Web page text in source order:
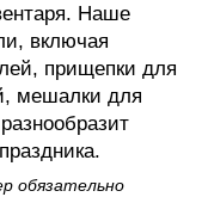
Наше
включая
, прищепки для
, мешалки для
обязательно